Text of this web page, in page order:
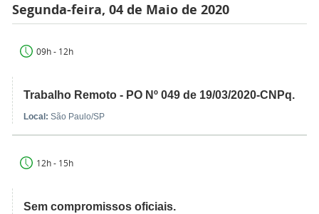
Segunda-feira, 04 de Maio de 2020
09h - 12h
Trabalho Remoto - PO Nº 049 de 19/03/2020-CNPq.
Local: São Paulo/SP
12h - 15h
Sem compromissos oficiais.